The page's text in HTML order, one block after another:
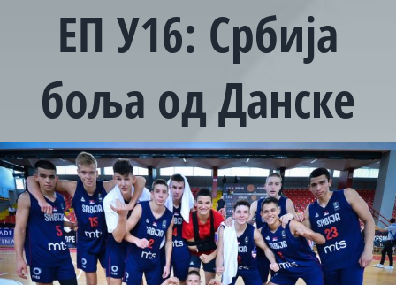
ЕП У16: Србија
боља од Данске
View
Larger
Image